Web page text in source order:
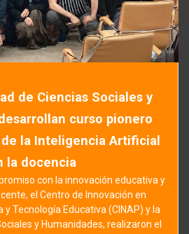
de Ciencias Sociales y
curso pionero
la Inteligencia Artificial
la docencia
con la innovación educativa y
el Centro de Innovación en
Tecnología Educativa (CINAP) y la
y Humanidades, realizaron el